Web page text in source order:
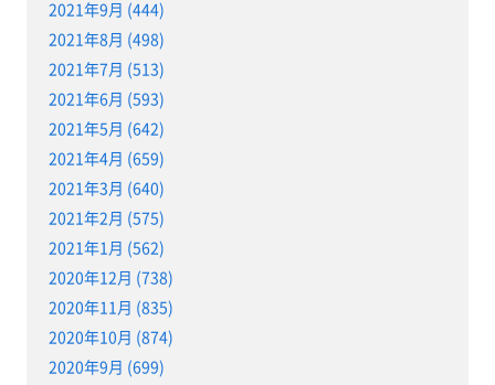
2021年9月 (444)
2021年8月 (498)
2021年7月 (513)
2021年6月 (593)
2021年5月 (642)
2021年4月 (659)
2021年3月 (640)
2021年2月 (575)
2021年1月 (562)
2020年12月 (738)
2020年11月 (835)
2020年10月 (874)
2020年9月 (699)